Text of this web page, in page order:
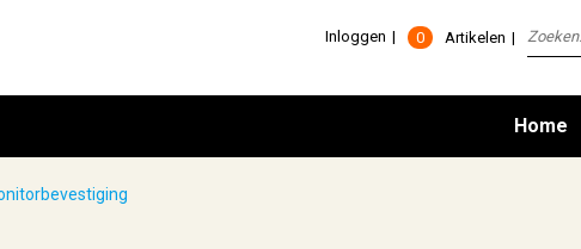
0 Artikelen
Inloggen
Home